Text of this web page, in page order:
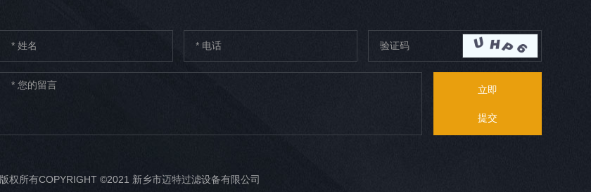
立即
提交
版权所有COPYRIGHT ©2021 新乡市迈特过滤设备有限公司